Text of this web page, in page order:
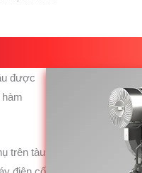
được
trên tàu